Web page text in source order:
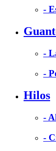
-
-
-
Hilos
-
-